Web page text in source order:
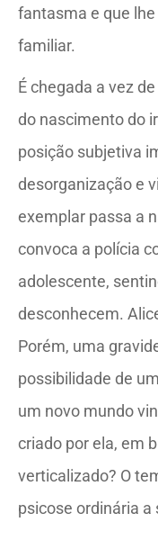
fantasma e que
familiar.
É chegada a vez
do nascimento do
posição subjetiva
desorganização e
exemplar passa a
convoca a polícia
adolescente,
desconhecem.
Porém, uma
possibilidade de
um novo mundo
criado por ela, em
verticalizado? O
psicose ordinária a